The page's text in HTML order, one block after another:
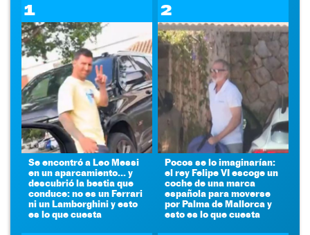
1
Se encontró a Leo Messi
en un aparcamiento... y
descubrió la bestia que
conduce: no es un Ferrari
ni un Lamborghini y esto
es lo que cuesta
2
Pocos se lo imaginarían:
el rey Felipe VI escoge un
coche de una marca
española para moverse
por Palma de Mallorca y
esto es lo que cuesta